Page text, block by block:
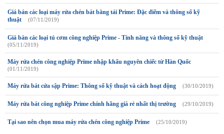
Giá bán các loại máy rửa chén bát băng tải Prime: Đặc điểm và thông số kỹ
thuật
(07/11/2019)
Giá bán các loại tủ cơm công nghiệp Prime - Tính năng và thông số kỹ thuật
(05/11/2019)
Máy rửa chén công nghiệp Prime nhập khẩu nguyên chiếc từ Hàn Quốc
(01/11/2019)
Máy rửa bát cửa sập Prime: Thông số kỹ thuật và cách hoạt động (30/10/2019)
Máy rửa bát công nghiệp Prime chính hãng giá rẻ nhất thị trường (29/10/2019)
Tại sao nên chọn mua máy rửa chén công nghiệp Prime (25/10/2019)